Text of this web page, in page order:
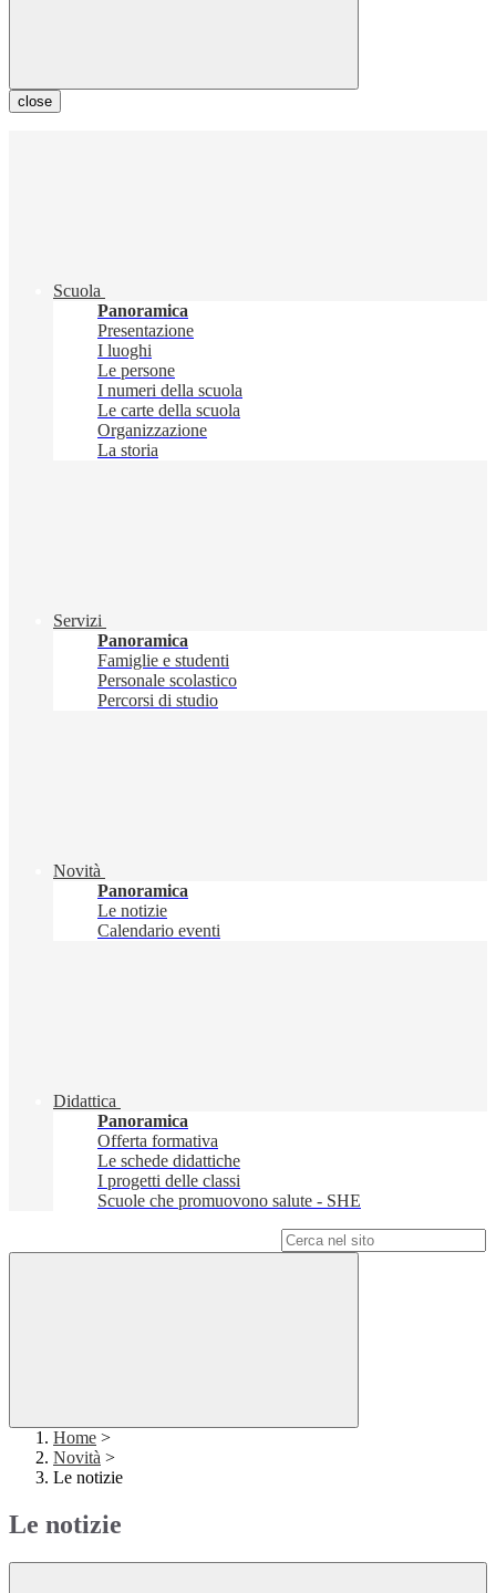
close
Scuola
Panoramica
Presentazione
I luoghi
Le persone
I numeri della scuola
Le carte della scuola
Organizzazione
La storia
Servizi
Panoramica
Famiglie e studenti
Personale scolastico
Percorsi di studio
Novità
Panoramica
Le notizie
Calendario eventi
Didattica
Panoramica
Offerta formativa
Le schede didattiche
I progetti delle classi
Scuole che promuovono salute - SHE
Home >
Novità >
Le notizie
Le notizie